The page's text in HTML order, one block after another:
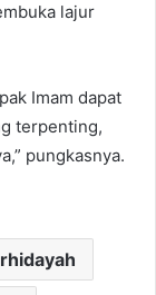
lajur
Imam dapat
terpenting,
pungkasnya.